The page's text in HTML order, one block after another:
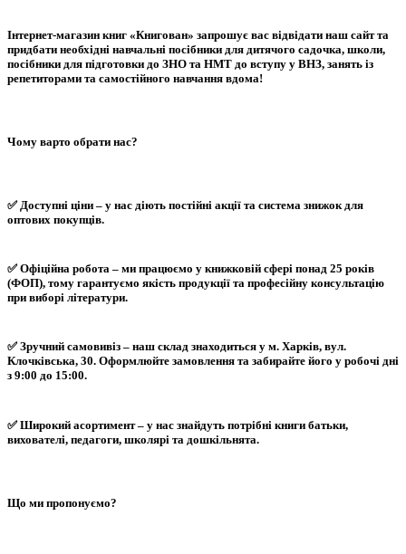
Інтернет-магазин книг «Книгован» запрошує вас відвідати наш сайт та
придбати необхідні навчальні посібники для дитячого садочка, школи,
посібники для підготовки до ЗНО та НМТ до вступу у ВНЗ, занять із
репетиторами та самостійного навчання вдома!
Чому варто обрати нас?
✅ Доступні ціни – у нас діють постійні акції та система знижок для
оптових покупців.
✅ Офіційна робота – ми працюємо у книжковій сфері понад 25 років
(ФОП), тому гарантуємо якість продукції та професійну консультацію
при виборі літератури.
✅ Зручний самовивіз – наш склад знаходиться у м. Харків, вул.
Клочківська, 30. Оформлюйте замовлення та забирайте його у робочі дні
з 9:00 до 15:00.
✅ Широкий асортимент – у нас знайдуть потрібні книги батьки,
вихователі, педагоги, школярі та дошкільнята.
Що ми пропонуємо?